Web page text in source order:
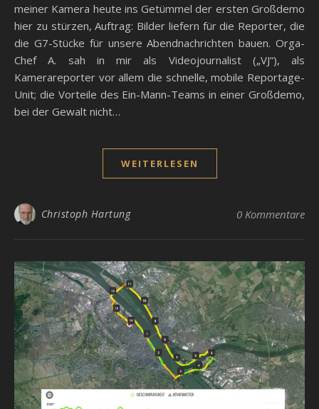
meiner Kamera heute ins Getümmel der ersten Großdemo
hier zu stürzen, Auftrag: Bilder liefern für die Reporter, die
die G7-Stücke für unsere Abendnachrichten bauen. Orga-
Chef A. sah in mir als Videojournalist („VJ“), als
Kamerareporter vor allem die schnelle, mobile Reportage-
Unit; die Vorteile des Ein-Mann-Teams in einer Großdemo,
bei der Gewalt nicht…
WEITERLESEN
Christoph Hartung 0 Kommentare